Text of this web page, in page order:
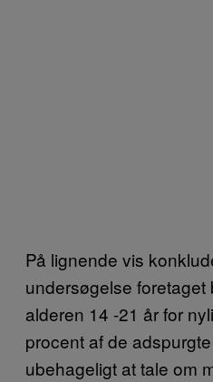
På lignende vis
undersøgelse foretaget
alderen 14 -21 år for
procent af de
ubehageligt at tale om